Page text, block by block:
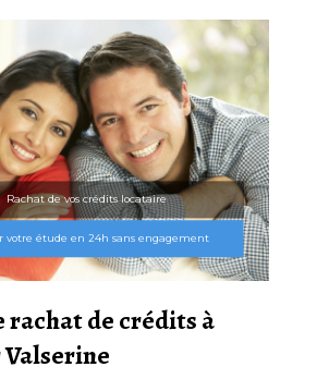
votre étude en 24h sans engagement
Rachat de vos crédits locataire
de crédits à